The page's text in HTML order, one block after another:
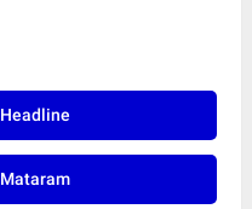
Headline
Mataram